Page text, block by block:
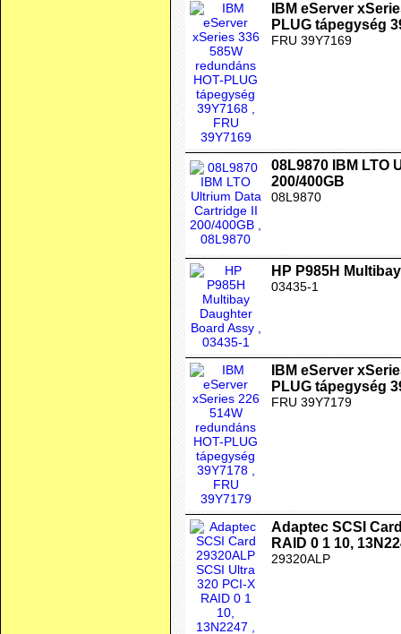
IBM eServer
PLUG tápegység
FRU 39Y7169
08L9870 IBM LTO
200/400GB
08L9870
HP P985H
03435-1
IBM eServer
PLUG tápegység
FRU 39Y7179
Adaptec SCSI
RAID 0 1 10,
29320ALP